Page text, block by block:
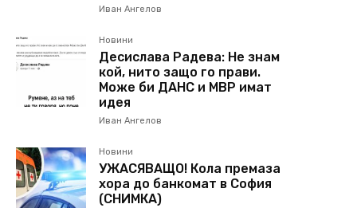
Иван Ангелов
Новини
Десислава Радева: Не знам
кой, нито защо го прави.
Може би ДАНС и МВР имат
идея
Иван Ангелов
Новини
УЖАСЯВАЩО! Кола премаза
хора до банкомат в София
(СНИМКА)